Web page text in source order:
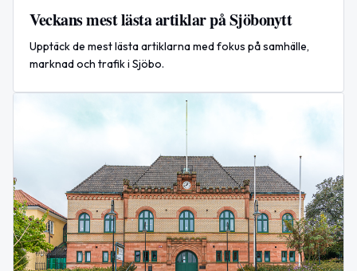
Veckans mest lästa artiklar på Sjöbonytt
Upptäck de mest lästa artiklarna med fokus på samhälle,
marknad och trafik i Sjöbo.